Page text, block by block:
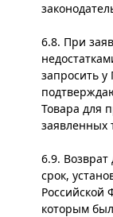
6.8. При
запросить
Товара для
заявленных
6.9. Возврат
срок,
Российской
которым